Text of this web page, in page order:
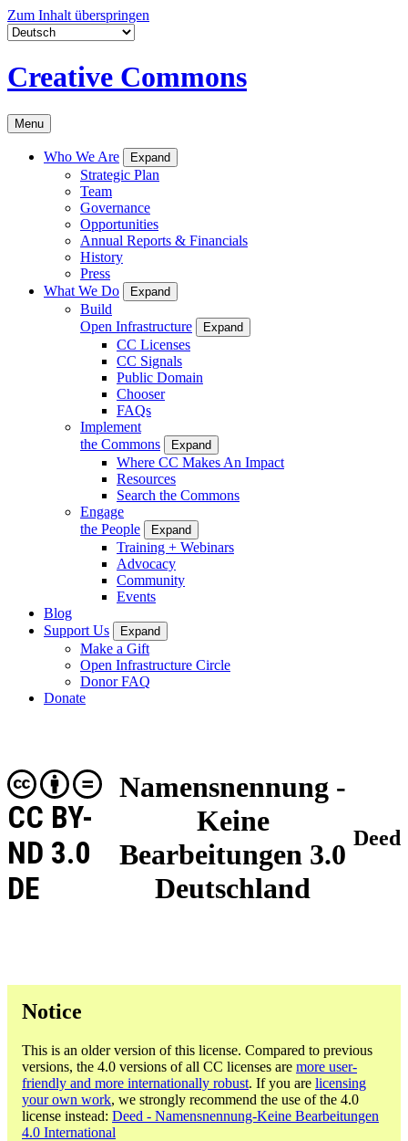
Zum Inhalt überspringen
Creative Commons
Menu
Who We Are Expand
Strategic Plan
Team
Governance
Opportunities
Annual Reports & Financials
History
Press
What We Do
Expand
Build
Open Infrastructure
Expand
CC Licenses
CC Signals
Public Domain
Chooser
FAQs
Implement
the Commons
Expand
Where CC Makes An Impact
Resources
Search the Commons
Engage
the People
Expand
Training + Webinars
Advocacy
Community
Events
Blog
Support Us
Expand
Make a Gift
Open Infrastructure Circle
Donor FAQ
Donate
Namensnennung -
Keine
Bearbeitungen 3.0
Deutschland
CC BY-
ND 3.0
DE
Deed
Notice
This is an older version of this license. Compared to previous
versions, the 4.0 versions of all CC licenses are more user-
friendly and more internationally robust. If you are licensing
your own work, we strongly recommend the use of the 4.0
license instead: Deed - Namensnennung-Keine Bearbeitungen
4.0 International